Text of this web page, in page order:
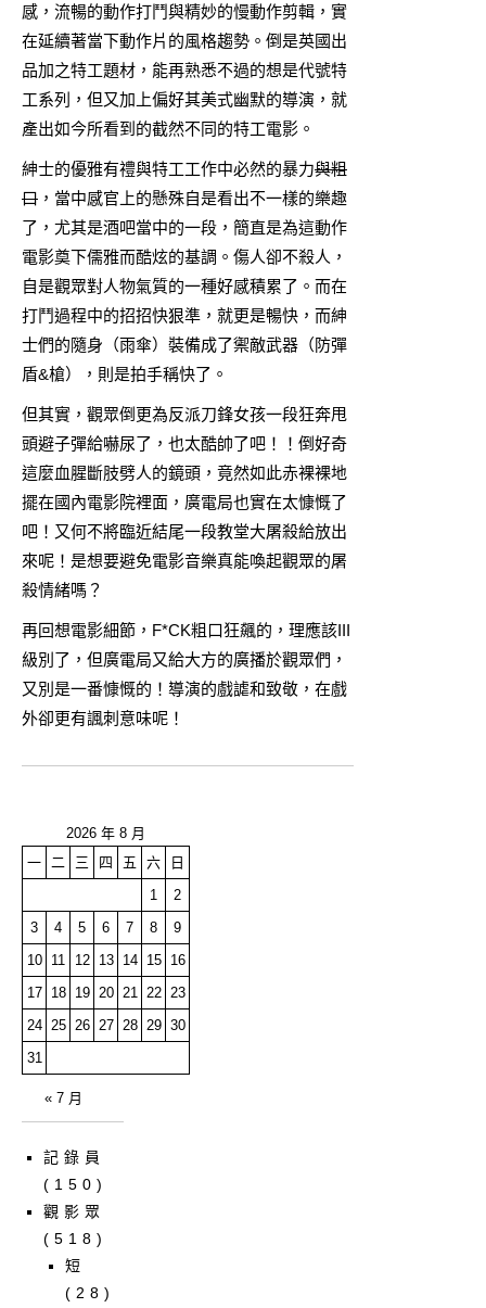
感，流暢的動作打鬥與精妙的慢動作剪輯，實
在延續著當下動作片的風格趨勢。倒是英國出
品加之特工題材，能再熟悉不過的想是代號特
工系列，但又加上偏好其美式幽默的導演，就
產出如今所看到的截然不同的特工電影。
紳士的優雅有禮與特工工作中必然的暴力與粗
口 ，當中感官上的懸殊自是看出不一樣的樂趣
了，尤其是酒吧當中的一段，簡直是為這動作
電影奠下儒雅而酷炫的基調。傷人卻不殺人，
自是觀眾對人物氣質的一種好感積累了。而在
打鬥過程中的招招快狠準，就更是暢快，而紳
士們的隨身（雨傘）裝備成了禦敵武器（防彈
盾&槍），則是拍手稱快了。
但其實，觀眾倒更為反派刀鋒女孩一段狂奔甩
頭避子彈給嚇尿了，也太酷帥了吧！！倒好奇
這麼血腥斷肢劈人的鏡頭，竟然如此赤裸裸地
擺在國內電影院裡面，廣電局也實在太慷慨了
吧！又何不將臨近結尾一段教堂大屠殺給放出
來呢！是想要避免電影音樂真能喚起觀眾的屠
殺情緒嗎？
再回想電影細節，F*CK粗口狂飆的，理應該III
級別了，但廣電局又給大方的廣播於觀眾們，
又別是一番慷慨的！導演的戲謔和致敬，在戲
外卻更有諷刺意味呢！
2026 年 8 月
一
二 三 四 五 六
日
1
2
3
4 5 6 7 8
9
10
11 12 13 14 15
16
17
18 19 20 21 22
23
24
25 26 27 28 29 30
31
« 7 月
記錄員
(150)
觀影眾
(518)
短
(28)